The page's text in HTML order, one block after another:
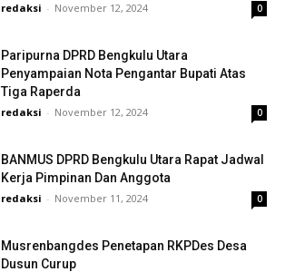
redaksi - November 12, 2024 0
Paripurna DPRD Bengkulu Utara
Penyampaian Nota Pengantar Bupati Atas
Tiga Raperda
redaksi - November 12, 2024 0
BANMUS DPRD Bengkulu Utara Rapat Jadwal
Kerja Pimpinan Dan Anggota
redaksi - November 11, 2024 0
Musrenbangdes Penetapan RKPDes Desa
Dusun Curup